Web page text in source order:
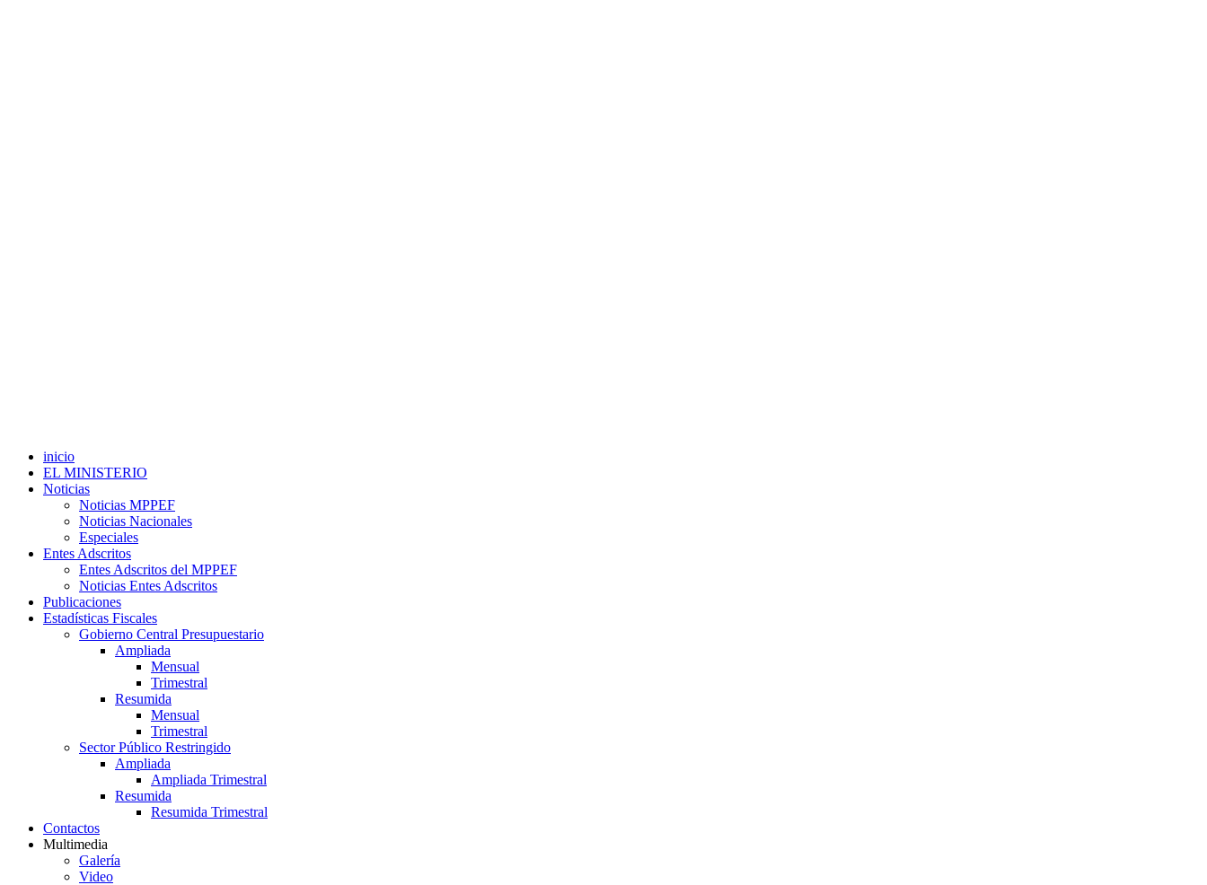
inicio
EL MINISTERIO
Noticias
Noticias MPPEF
Noticias Nacionales
Especiales
Entes Adscritos
Entes Adscritos del MPPEF
Noticias Entes Adscritos
Publicaciones
Estadísticas Fiscales
Gobierno Central Presupuestario
Ampliada
Mensual
Trimestral
Resumida
Mensual
Trimestral
Sector Público Restringido
Ampliada
Ampliada Trimestral
Resumida
Resumida Trimestral
Contactos
Multimedia
Galería
Video